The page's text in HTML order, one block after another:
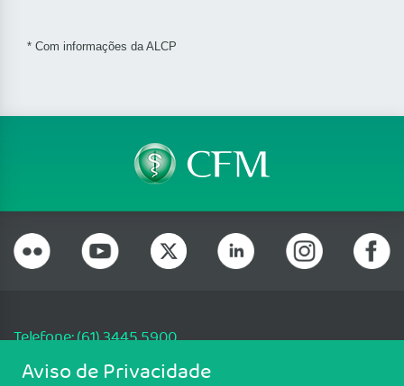
* Com informações da ALCP
Telefone: (61) 3445 5900
Email: cfm@portalmedico.org.br
Aviso de Privacidade